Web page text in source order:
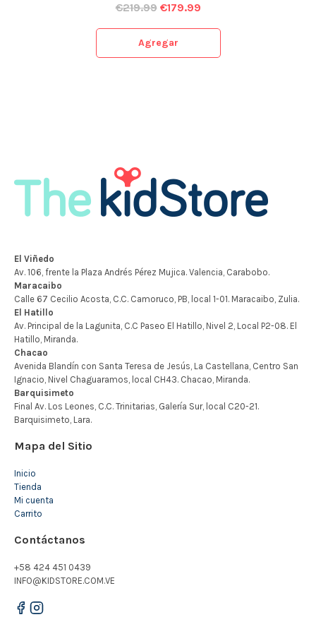
€219.99 €179.99
Agregar
Mapa del Sitio
Inicio
Tienda
Mi cuenta
Carrito
Contáctanos
+58 424 451 0439
INFO@KIDSTORE.COM.VE